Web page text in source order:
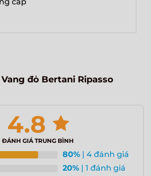
Vang đỏ Bertani Ripasso
4.8
ĐÁNH GIÁ TRUNG BÌNH
80% | 4 đánh giá
20% | 1 đánh giá